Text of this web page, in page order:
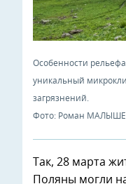
Особенности
уникальный
загрязнений.
Фото: Роман
Так, 28 марта
Поляны могли